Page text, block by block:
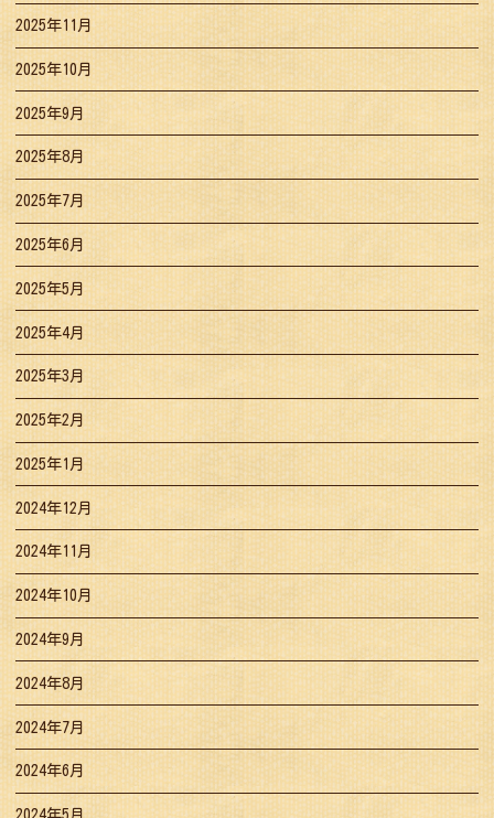
2025年11月
2025年10月
2025年9月
2025年8月
2025年7月
2025年6月
2025年5月
2025年4月
2025年3月
2025年2月
2025年1月
2024年12月
2024年11月
2024年10月
2024年9月
2024年8月
2024年7月
2024年6月
2024年5月